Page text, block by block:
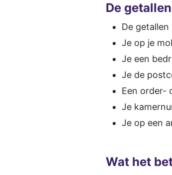
De
De
Je op je
Je een
Je de
Een order-
Je
Je op een
Wat het